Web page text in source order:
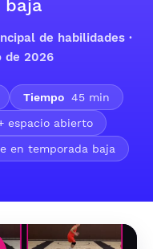
baja
de habilidades ·
de 2026
Tiempo 45 min
espacio abierto
en temporada baja